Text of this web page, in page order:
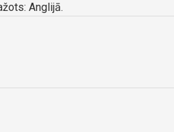
Anglijā.